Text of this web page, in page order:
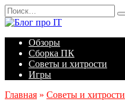
Перейти
к
содержанию
Search
for:
Обзоры
Сборка ПК
Советы и хитрости
Игры
Главная » Советы и хитрости